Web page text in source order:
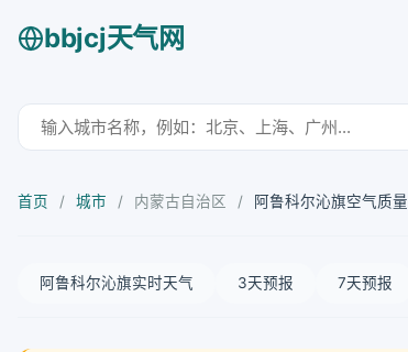
bbjcj天气网
首页 / 城市 / 内蒙古自治区 / 阿鲁科尔沁旗空气质量
阿鲁科尔沁旗实时天气 3天预报 7天预报